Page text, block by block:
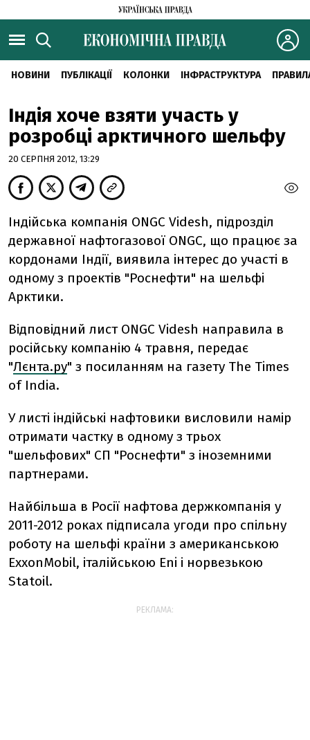
НОВИНИ ПУБЛІКАЦІЇ КОЛОНКИ ІНФРАСТРУКТУРА
Індія хоче взяти участь у
розробці арктичного шельфу
20 СЕРПНЯ 2012, 13:29
Індійська компанія ONGC Videsh, підрозділ
державної нафтогазової ONGC, що працює за
кордонами Індії, виявила інтерес до участі в
одному з проектів "Роснефти" на шельфі
Арктики.
Відповідний лист ONGC Videsh направила в
російську компанію 4 травня, передає
"Лєнта.ру" з посиланням на газету The Times
of India.
У листі індійські нафтовики висловили намір
отримати частку в одному з трьох
"шельфових" СП "Роснефти" з іноземними
партнерами.
Найбільша в Росії нафтова держкомпанія у
2011-2012 роках підписала угоди про спільну
роботу на шельфі країни з американською
ExxonMobil, італійською Eni і норвезькою
Statoil.
РЕКЛАМА: